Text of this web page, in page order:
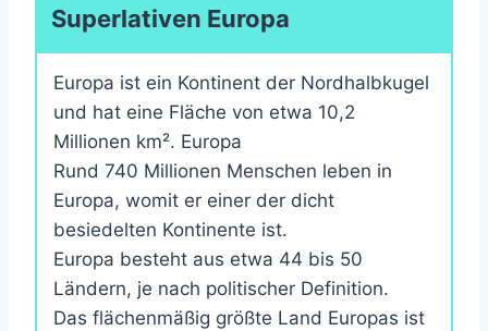
Superlativen Europa
Europa ist ein Kontinent der Nordhalbkugel
und hat eine Fläche von etwa 10,2
Millionen km². Europa
Rund 740 Millionen Menschen leben in
Europa, womit er einer der dicht
besiedelten Kontinente ist.
Europa besteht aus etwa 44 bis 50
Ländern, je nach politischer Definition.
Das flächenmäßig größte Land Europas ist